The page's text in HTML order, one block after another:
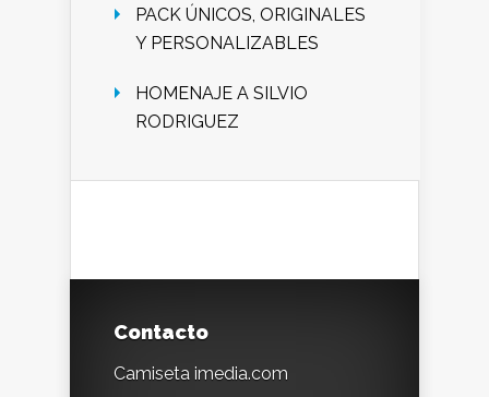
PACK ÚNICOS, ORIGINALES
Y PERSONALIZABLES
HOMENAJE A SILVIO
RODRIGUEZ
Contacto
Camiseta imedia.com